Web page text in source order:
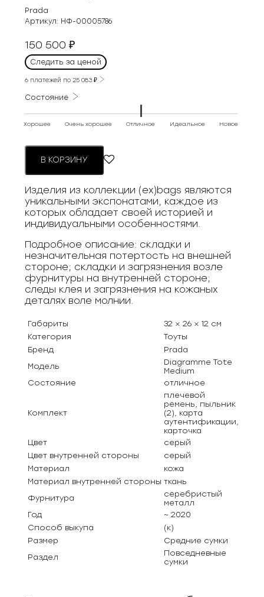
Prada
Артикул: НФ-00005786
150 500₽
Следить за ценой
6 платежей по25 083₽
Состояние
Хорошее Очень хорошее Отличное Идеальное Новое
В КОРЗИНУ
Изделия из коллекции (ex)bags являются
уникальными экспонатами, каждое из
которых обладает своей историей и
индивидуальными особенностями.
Подробное описание: складки и
незначительная потертость на внешней
стороне; складки и загрязнения возле
фурнитуры на внутренней стороне;
следы клея и загрязнения на кожаных
деталях воле молнии.
Габариты
32 × 26 × 12 см
Категория
Тоуты
Бренд
Prada
Модель
Diagramme Tote
Medium
Состояние
отличное
Комплект
плечевой
ремень, пыльник
(2), карта
аутентификации,
карточка
Цвет
серый
Цвет внутренней стороны
серый
Материал
кожа
Материал внутренней стороны ткань
Фурнитура
серебристый
металл
Год
~ 2020
Способ выкупа
(к)
Размер
Средние сумки
Раздел
Повседневные
сумки